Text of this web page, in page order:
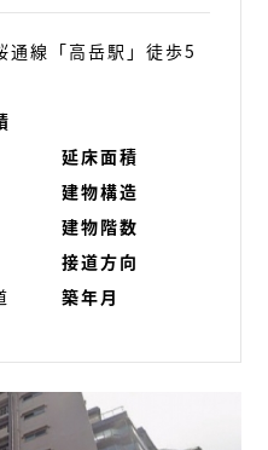
通線「高岳駅」徒歩5
延床面積
建物構造
建物階数
接道方向
築年月